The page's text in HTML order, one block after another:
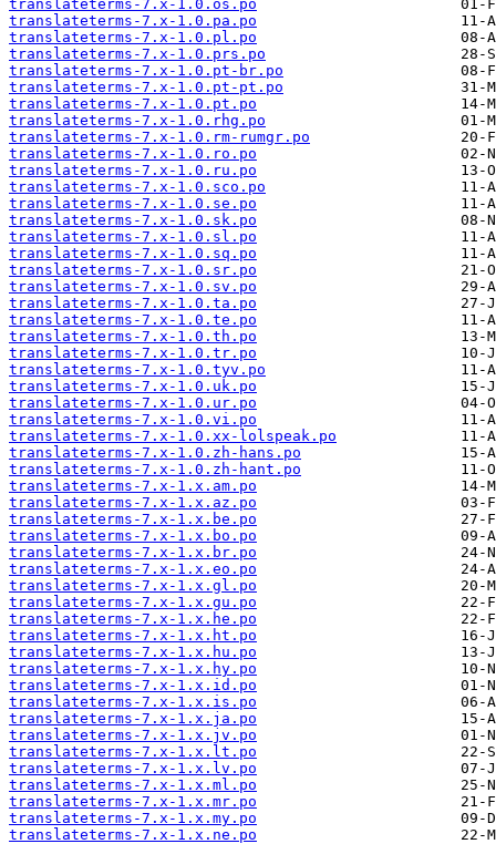
translateterms-7.x-1.0.os.po
translateterms-7.x-1.0.pa.po
translateterms-7.x-1.0.pl.po
translateterms-7.x-1.0.prs.po
translateterms-7.x-1.0.pt-br.po
translateterms-7.x-1.0.pt-pt.po
translateterms-7.x-1.0.pt.po
translateterms-7.x-1.0.rhg.po
translateterms-7.x-1.0.rm-rumgr.po
translateterms-7.x-1.0.ro.po
translateterms-7.x-1.0.ru.po
translateterms-7.x-1.0.sco.po
translateterms-7.x-1.0.se.po
translateterms-7.x-1.0.sk.po
translateterms-7.x-1.0.sl.po
translateterms-7.x-1.0.sq.po
translateterms-7.x-1.0.sr.po
translateterms-7.x-1.0.sv.po
translateterms-7.x-1.0.ta.po
translateterms-7.x-1.0.te.po
translateterms-7.x-1.0.th.po
translateterms-7.x-1.0.tr.po
translateterms-7.x-1.0.tyv.po
translateterms-7.x-1.0.uk.po
translateterms-7.x-1.0.ur.po
translateterms-7.x-1.0.vi.po
translateterms-7.x-1.0.xx-lolspeak.po
translateterms-7.x-1.0.zh-hans.po
translateterms-7.x-1.0.zh-hant.po
translateterms-7.x-1.x.am.po
translateterms-7.x-1.x.az.po
translateterms-7.x-1.x.be.po
translateterms-7.x-1.x.bo.po
translateterms-7.x-1.x.br.po
translateterms-7.x-1.x.eo.po
translateterms-7.x-1.x.gl.po
translateterms-7.x-1.x.gu.po
translateterms-7.x-1.x.he.po
translateterms-7.x-1.x.ht.po
translateterms-7.x-1.x.hu.po
translateterms-7.x-1.x.hy.po
translateterms-7.x-1.x.id.po
translateterms-7.x-1.x.is.po
translateterms-7.x-1.x.ja.po
translateterms-7.x-1.x.jv.po
translateterms-7.x-1.x.lt.po
translateterms-7.x-1.x.lv.po
translateterms-7.x-1.x.ml.po
translateterms-7.x-1.x.mr.po
translateterms-7.x-1.x.my.po
translateterms-7.x-1.x.ne.po